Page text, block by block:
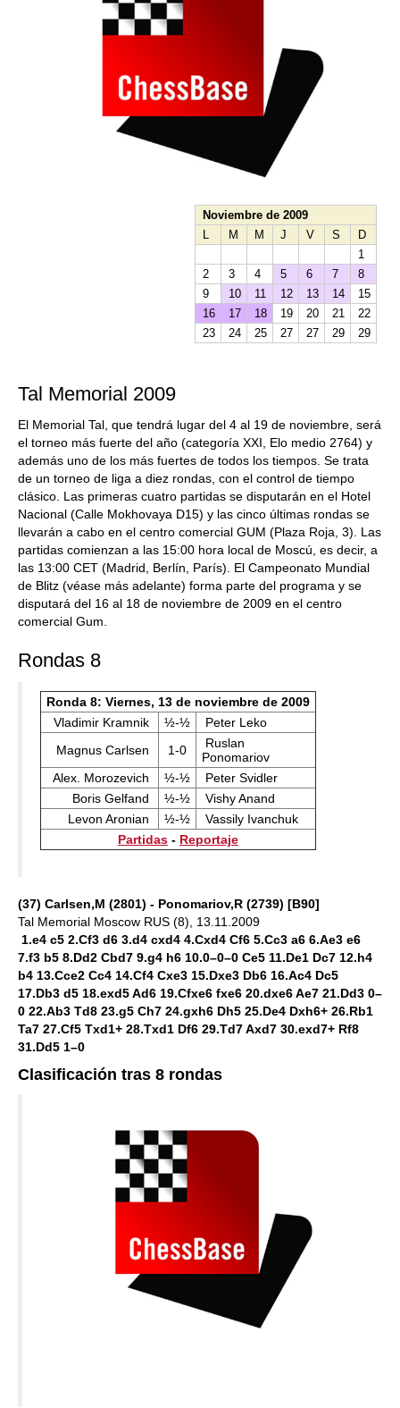
Noviembre de 2009
L
M M J V S
D
1
2
3 4 5 6 7
8
9
10 11 12 13 14
15
16
17 18 19 20 21
22
23
24 25 27 27 29 29
Tal Memorial 2009
El Memorial Tal, que tendrá lugar del 4 al 19 de noviembre, será
el torneo más fuerte del año (categoría XXI, Elo medio 2764) y
además uno de los más fuertes de todos los tiempos. Se trata
de un torneo de liga a diez rondas, con el control de tiempo
clásico. Las primeras cuatro partidas se disputarán en el Hotel
Nacional (Calle Mokhovaya D15) y las cinco últimas rondas se
llevarán a cabo en el centro comercial GUM (Plaza Roja, 3). Las
partidas comienzan a las 15:00 hora local de Moscú, es decir, a
las 13:00 CET (Madrid, Berlín, París). El Campeonato Mundial
de Blitz (véase más adelante) forma parte del programa y se
disputará del 16 al 18 de noviembre de 2009 en el centro
comercial Gum.
Rondas 8
Ronda 8: Viernes, 13 de noviembre de 2009
Vladimir Kramnik
½-½
Peter Leko
Magnus Carlsen
1-0
Ruslan
Ponomariov
Alex. Morozevich
½-½
Peter Svidler
Boris Gelfand
½-½
Vishy Anand
Levon Aronian
½-½
Vassily Ivanchuk
Partidas - Reportaje
(37) Carlsen,M (2801) - Ponomariov,R (2739) [B90]
Tal Memorial Moscow RUS (8), 13.11.2009
1.e4 c5 2.Cf3 d6 3.d4 cxd4 4.Cxd4 Cf6 5.Cc3 a6 6.Ae3 e6
7.f3 b5 8.Dd2 Cbd7 9.g4 h6 10.0–0–0 Ce5 11.De1 Dc7 12.h4
b4 13.Cce2 Cc4 14.Cf4 Cxe3 15.Dxe3 Db6 16.Ac4 Dc5
17.Db3 d5 18.exd5 Ad6 19.Cfxe6 fxe6 20.dxe6 Ae7 21.Dd3 0–
0 22.Ab3 Td8 23.g5 Ch7 24.gxh6 Dh5 25.De4 Dxh6+ 26.Rb1
Ta7 27.Cf5 Txd1+ 28.Txd1 Df6 29.Td7 Axd7 30.exd7+ Rf8
31.Dd5 1–0
Clasificación tras 8 rondas